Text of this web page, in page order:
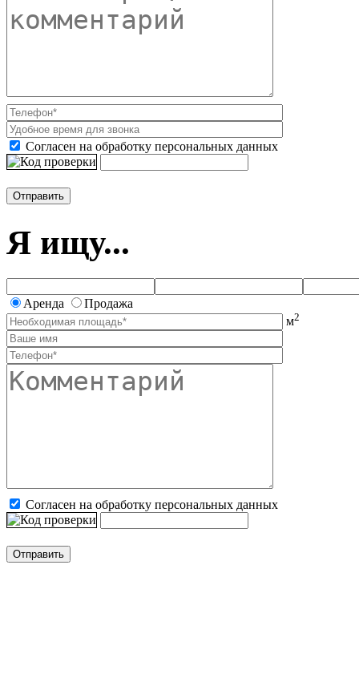
Согласен на обработку персональных данных
Я ищу...
Аренда
Продажа
м2
Согласен на обработку персональных данных